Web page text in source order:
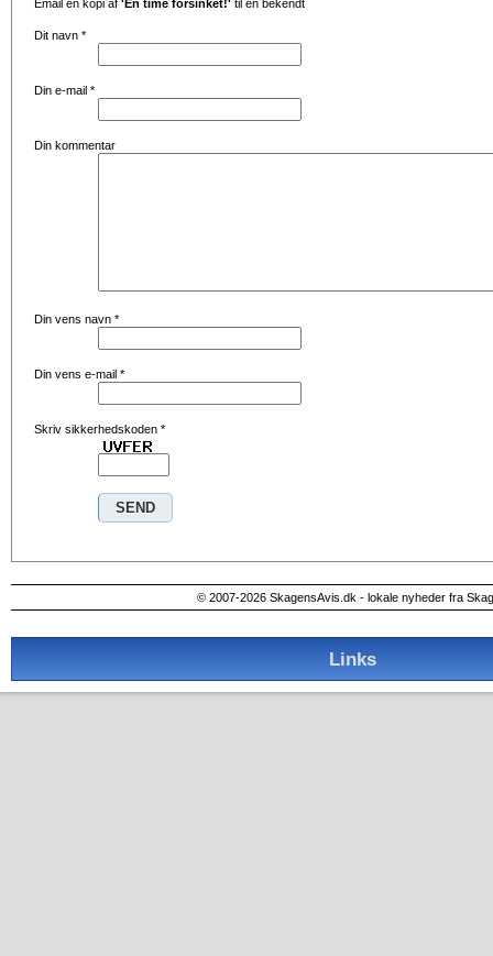
Email en kopi af 'En time forsinket!' til en bekendt
Dit navn *
Din e-mail *
Din kommentar
Din vens navn *
Din vens e-mail *
Skriv sikkerhedskoden *
© 2007-2026 SkagensAvis.dk - lokale nyheder fra
Links